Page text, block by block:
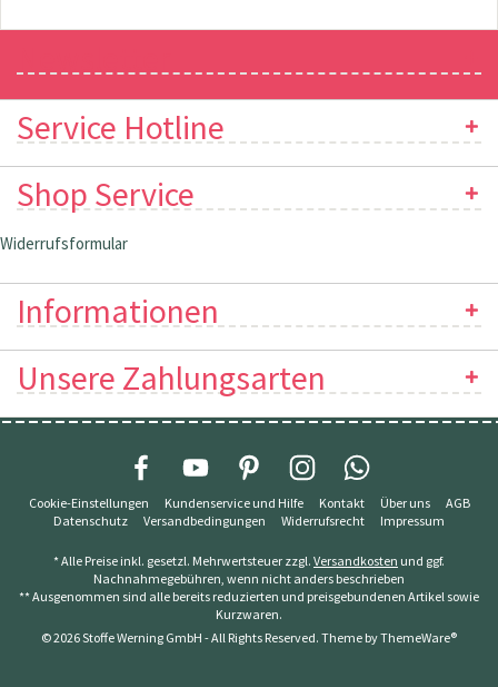
Service Hotline
Shop Service
Widerrufsformular
Informationen
Unsere Zahlungsarten
Cookie-Einstellungen Kundenservice und Hilfe Kontakt Über uns
AGB
Datenschutz
Versandbedingungen Widerrufsrecht Impressum
* Alle Preise inkl. gesetzl. Mehrwertsteuer zzgl. Versandkosten und ggf.
Nachnahmegebühren, wenn nicht anders beschrieben
** Ausgenommen sind alle bereits reduzierten und preisgebundenen Artikel sowie
Kurzwaren.
© 2026 Stoffe Werning GmbH - All Rights Reserved. Theme byThemeWare®